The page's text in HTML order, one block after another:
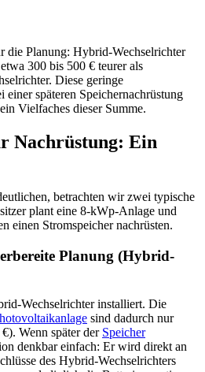
die Planung: Hybrid-Wechselrichter
300 bis 500 € teurer als
Diese geringe
späteren Speichernachrüstung
Vielfaches dieser Summe.
Nachrüstung: Ein
betrachten wir zwei typische
plant eine 8-kWp-Anlage und
einen Stromspeicher nachrüsten.
Planung (Hybrid-
Wechselrichter installiert. Die
sind dadurch nur
Wenn später der Speicher
denkbar einfach: Er wird direkt an
des Hybrid-Wechselrichters